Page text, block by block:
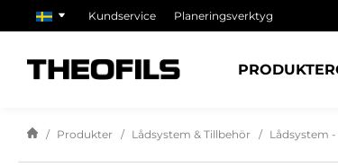
Kundservice Planeringsverktyg
PRODUKTER
Produkter Lådsystem & Tillbehör Lådsystem